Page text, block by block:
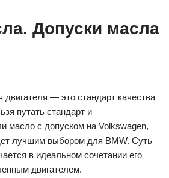
Допуски масла
двигателя — это стандарт качества
путать стандарт и
масло с допуском на Volkswagen,
лучшим выбором для BMW. Суть
в идеальном сочетании его
двигателем.